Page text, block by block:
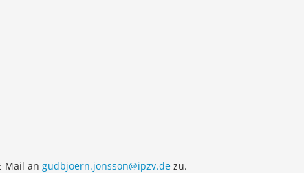
Mail an gudbjoern.jonsson@ipzv.de zu.